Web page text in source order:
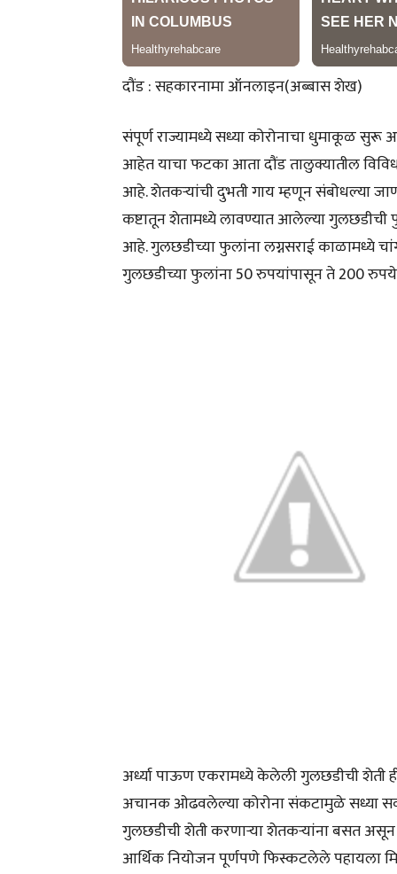
दौंड : सहकारनामा ऑनलाइन(अब्बास शेख)
संपूर्ण राज्यामध्ये सध्या कोरोनाचा धुमाकूळ
आहेत याचा फटका आता दौंड तालुक्यातील
आहे. शेतकऱ्यांची दुभती गाय म्हणून संबोधल्या
कष्टातून शेतामध्ये लावण्यात आलेल्या
आहे. गुलछडीच्या फुलांना लग्नसराई काळामध्ये
गुलछडीच्या फुलांना 50 रुपयांपासून ते 200 रुपये
अर्ध्या पाऊण एकरामध्ये केलेली गुलछडीची
अचानक ओढवलेल्या कोरोना संकटामुळे सध्या
गुलछडीची शेती करणाऱ्या शेतकऱ्यांना बसत
आर्थिक नियोजन पूर्णपणे फिस्कटलेले पहायला